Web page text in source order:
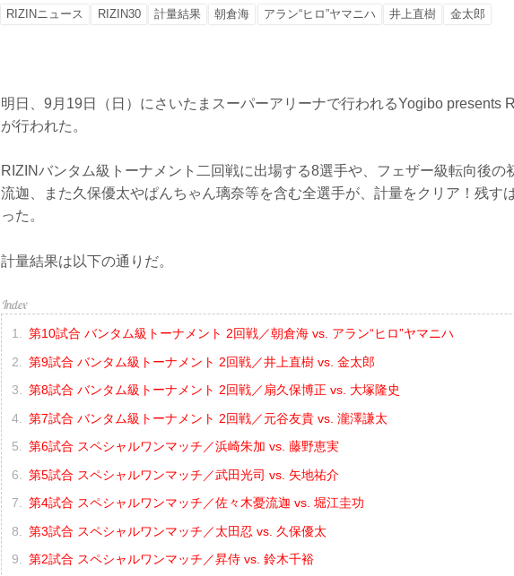
RIZINニュース RIZIN30 計量結果 朝倉海 アラン“ヒロ”ヤマニハ 井上直樹 金太郎
明日、9月19日（日）にさいたまスーパーアリーナで行われるYogibo presents
が行われた。
RIZINバンタム級トーナメント二回戦に出場する8選手や、フェザー級転向後の
流迦、また久保優太やぱんちゃん璃奈等を含む全選手が、計量をクリア！残す
った。
計量結果は以下の通りだ。
第10試合 バンタム級トーナメント 2回戦／朝倉海 vs. アラン“ヒロ”ヤマニハ
第9試合 バンタム級トーナメント 2回戦／井上直樹 vs. 金太郎
第8試合 バンタム級トーナメント 2回戦／扇久保博正 vs. 大塚隆史
第7試合 バンタム級トーナメント 2回戦／元谷友貴 vs. 瀧澤謙太
第6試合 スペシャルワンマッチ／浜崎朱加 vs. 藤野恵実
第5試合 スペシャルワンマッチ／武田光司 vs. 矢地祐介
第4試合 スペシャルワンマッチ／佐々木憂流迦 vs. 堀江圭功
第3試合 スペシャルワンマッチ／太田忍 vs. 久保優太
第2試合 スペシャルワンマッチ／昇侍 vs. 鈴木千裕